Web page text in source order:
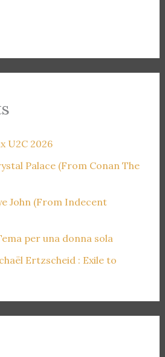
U2C 2026
Palace (From Conan The
John (From Indecent
per una donna sola
Ertzscheid : Exile to